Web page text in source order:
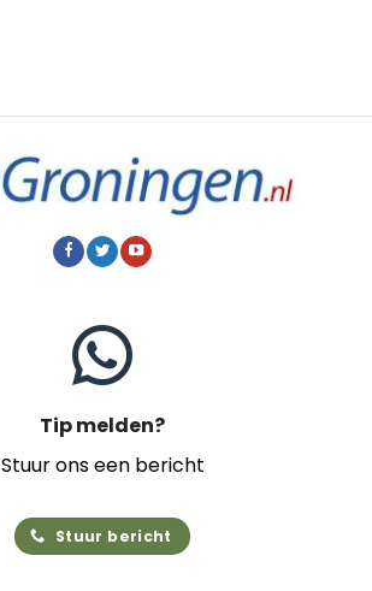
Tip melden?
Stuur ons een bericht
Stuur bericht